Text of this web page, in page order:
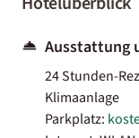
Ausstattung
24 Stunden-
Klimaanlage
Parkplatz: